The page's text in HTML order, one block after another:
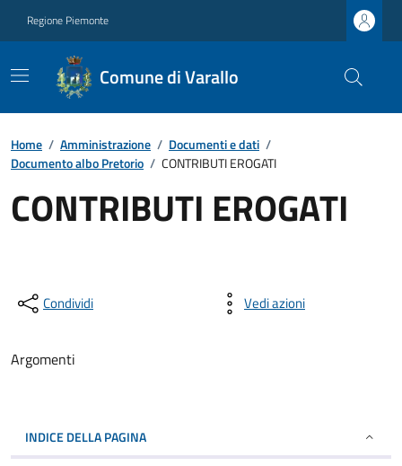
Regione Piemonte
Comune di Varallo
Home / Amministrazione / Documenti e dati /
Documento albo Pretorio / CONTRIBUTI EROGATI
CONTRIBUTI EROGATI
Condividi Vedi azioni
Argomenti
INDICE DELLA PAGINA